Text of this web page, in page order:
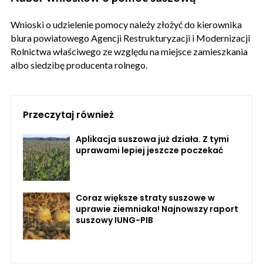
Wnioski o udzielenie pomocy należy złożyć do kierownika
biura powiatowego Agencji Restrukturyzacji i Modernizacji
Rolnictwa właściwego ze względu na miejsce zamieszkania
albo siedzibę producenta rolnego.
Przeczytaj również
Aplikacja suszowa już działa. Z tymi
uprawami lepiej jeszcze poczekać
Coraz większe straty suszowe w
uprawie ziemniaka! Najnowszy raport
suszowy IUNG-PIB